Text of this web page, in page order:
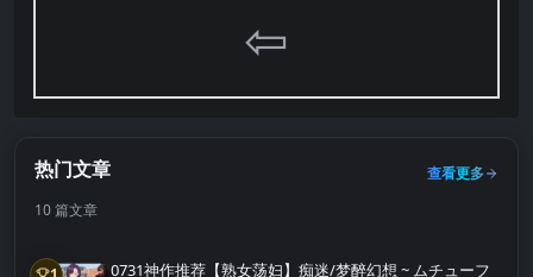
⇦
热门文章
查看更多
10 篇文章
0731神作推荐【熟女荡妇】痴迷/梦醉幻想 ~ ムチューフ